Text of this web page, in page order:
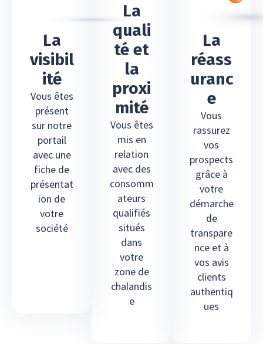
La
visibil
ité
Vous êtes
présent
sur notre
portail
avec une
fiche de
présentat
ion de
votre
société
La
quali
té et
la
proxi
mité
Vous êtes
mis en
relation
avec des
consomm
ateurs
qualifiés
situés
dans
votre
zone de
chalandis
e
La
réass
uranc
e
Vous
rassurez
vos
prospects
grâce à
votre
démarche
de
transpare
nce et à
vos avis
clients
authentiq
ues